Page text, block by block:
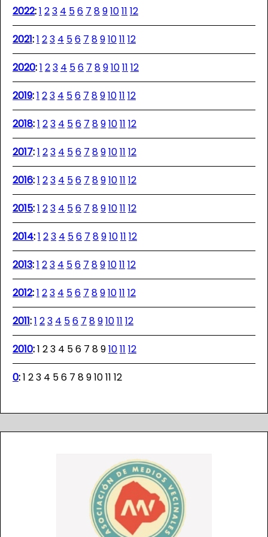
2022:1 23 4 56 7 891011 12
2021:1 23 4 56 7 891011 12
2020:1 23 4 56 7 891011 12
2019:1 23 4 56 7 891011 12
2018:1 23 4 56 7 891011 12
2017:1 23 4 56 7 891011 12
2016:1 23 4 56 7 891011 12
2015:1 23 4 56 7 891011 12
2014:1 23 4 56 7 891011 12
2013:1 23 4 56 7 891011 12
2012:1 23 4 56 7 891011 12
2011:1 23 4 56 7 891011 12
2010:1 23 4 56 7 891011 12
0:1 23 4 56 7 891011 12